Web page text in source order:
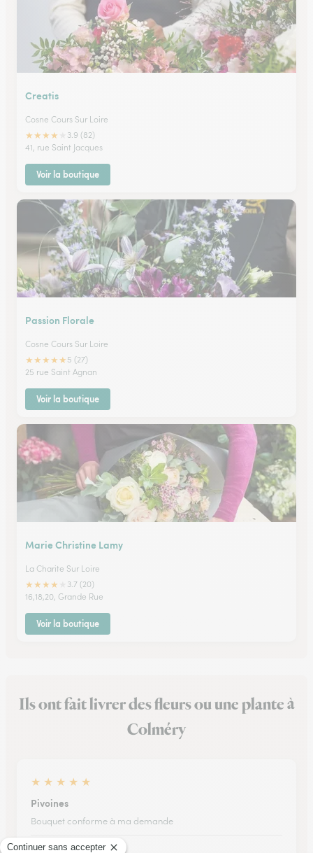
Creatis
Cosne Cours Sur Loire
★★★★
3.9 (82)
41, rue Saint Jacques
Voir la boutique
Passion Florale
Cosne Cours Sur Loire
★★★★★ 5 (27)
25 rue Saint Agnan
Voir la boutique
Marie Christine Lamy
La Charite Sur Loire
★★★★
3.7 (20)
16,18,20, Grande Rue
Voir la boutique
Ils ont fait livrer des fleurs ou une plante à
Colméry
★ ★ ★ ★ ★
Pivoines
Bouquet conforme à ma demande
07/05/2026